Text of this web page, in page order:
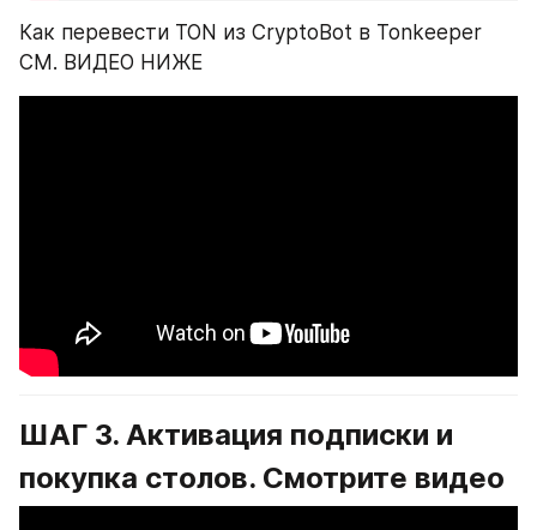
Как перевести TON из CryptoBot в Tonkeeper
СМ. ВИДЕО НИЖЕ
ШАГ 3. Активация подписки и
покупка столов. Смотрите видео